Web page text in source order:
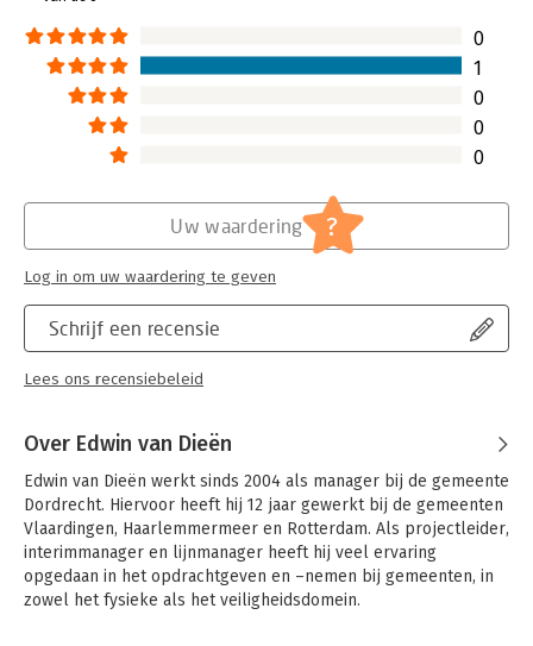
Verschijningsdatum:
Hoofdrubriek:
Algemeen management
Serie:
Kennedy-reeks
0
1
0
0
0
Schrijf een recensie
Lees ons recensiebeleid
Uw waardering ?
Log in om uw waardering te geven
Over Edwin van Dieën
Edwin van Dieën werkt sinds 2004 als manager bij de gemeente
Dordrecht. Hiervoor heeft hij 12 jaar gewerkt bij de gemeenten
Vlaardingen, Haarlemmermeer en Rotterdam. Als projectleider,
interimmanager en lijnmanager heeft hij veel ervaring
opgedaan in het opdrachtgeven en –nemen bij gemeenten, in
zowel het fysieke als het veiligheidsdomein.